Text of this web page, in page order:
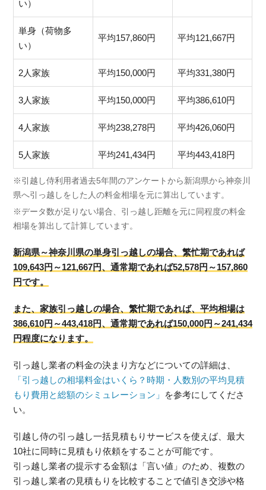
い）
単身（荷物多
い）
平均157,860円 平均121,667円
2人家族 平均150,000円 平均331,380円
3人家族 平均150,000円 平均386,610円
4人家族 平均238,278円 平均426,060円
5人家族 平均241,434円 平均443,418円
※引越し侍利用者過去5年間のアンケートから新潟県から神奈川
県へ引っ越しをした人の料金相場を元に算出しています。
※データ数が足りない場合、引っ越し距離を元に同程度の料金
相場を算出して計算しています。
新潟県～神奈川県の単身引っ越しの場合、繁忙期であれば
109,643円～121,667円、通常期であれば52,578円～157,860
円です。
また、家族引っ越しの場合、繁忙期であれば、平均相場は
386,610円～443,418円、通常期であれば150,000円～241,434
円程度になります。
引っ越し業者の料金の決まり方などについての詳細は、
「引っ越しの相場料金はいくら？時期・人数別の平均見積
もり費用と総額のシミュレーション」 を参考にしてくださ
い。
引越し侍の引っ越し一括見積もりサービスを使えば、最大
10社に同時に見積もり依頼をすることが可能です。
引っ越し業者の提示する金額は「言い値」のため、複数の
引っ越し業者の見積もりを比較することで値引き交渉や格